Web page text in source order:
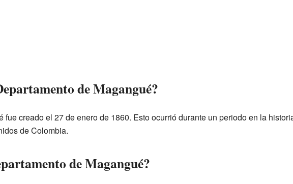
de Magangué?
fue creado el 27 de enero de 1860. Esto ocurrió durante un periodo en la
de Colombia.
de Magangué?